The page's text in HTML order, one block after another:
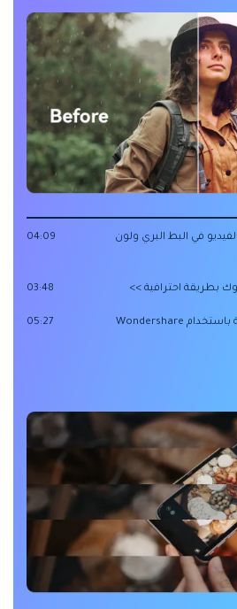
في البط البري ولون
04:09
03:48
03. تصنيف الألوان السينمائية باستخدام Wondershare
05:27